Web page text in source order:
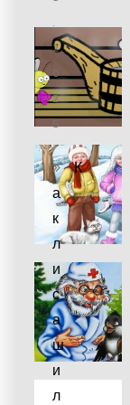
.
2
0
2
5
К
а
к
л
и
с
а
ш
и
л